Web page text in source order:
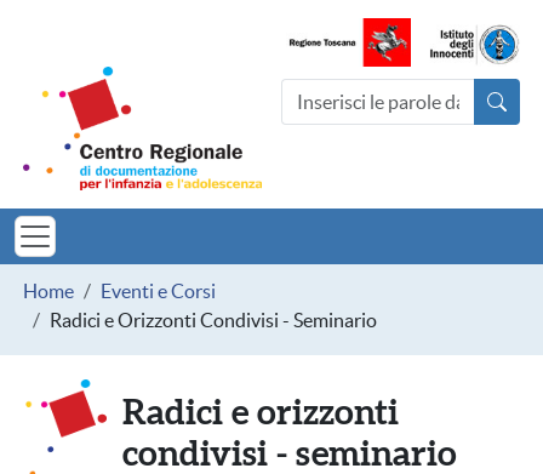
Centro Regionale di
Cerca nel sito
Briciole di pane
Home
Eventi e Corsi
Radici e Orizzonti Condivisi - Seminario
Radici e orizzonti
condivisi - seminario